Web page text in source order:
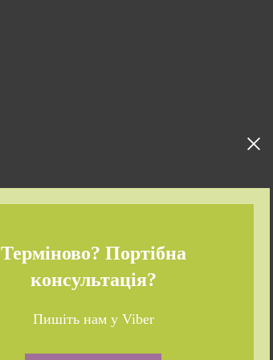
Терміново? Портібна
консультація?
Пишіть нам у Viber